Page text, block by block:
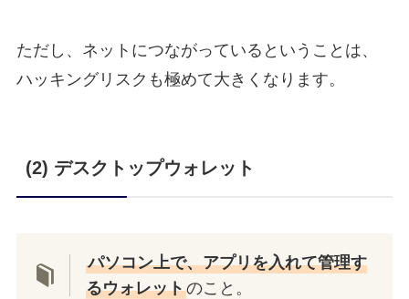
ただし、ネットにつながっているということは、
ハッキングリスクも極めて大きくなります。
(2) デスクトップウォレット
パソコン上で、アプリを入れて管理す
るウォレットのこと。